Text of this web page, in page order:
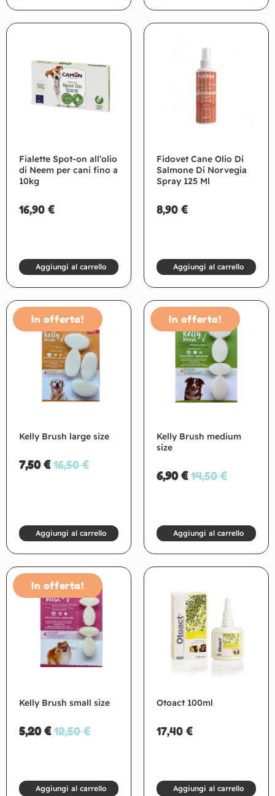
Fialette Spot-on all’olio
di Neem per cani fino a
10kg
16,90 €
Aggiungi al carrello
Fidovet Cane Olio Di
Salmone Di Norvegia
Spray 125 Ml
8,90 €
Aggiungi al carrello
In offerta!
Kelly Brush large size
16,50€
7,50€
Aggiungi al carrello
In offerta!
Kelly Brush medium
size
14,50€
6,90€
Aggiungi al carrello
In offerta!
Kelly Brush small size
12,50€
5,20€
Aggiungi al carrello
Otoact 100ml
17,40 €
Aggiungi al carrello